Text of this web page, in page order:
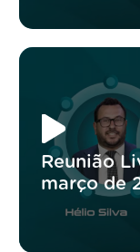
Reunião
março de